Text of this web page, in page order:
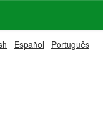
Español Português